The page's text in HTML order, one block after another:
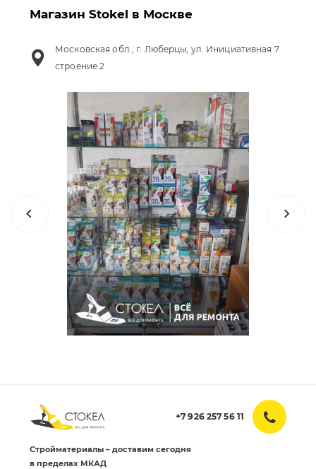
Магазин Stokel в Москве
Московская обл., г. Люберцы, ул. Инициативная 7
строение 2
+7 926 257 56 11
Стройматериалы – доставим сегодня
в пределах МКАД